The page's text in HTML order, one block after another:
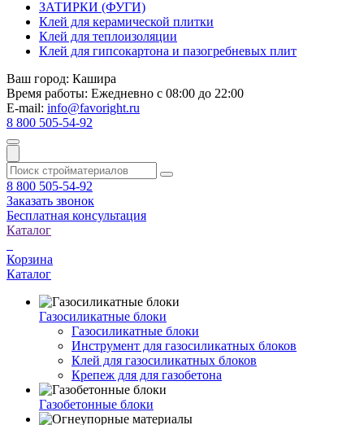
ЗАТИРКИ (ФУГИ)
Клей для керамической плитки
Клей для теплоизоляции
Клей для гипсокартона и пазогребневых плит
Ваш город: Кашира
Время работы: Ежедневно с 08:00 до 22:00
E-mail: info@favoright.ru
8 800 505-54-92
8 800 505-54-92
Заказать звонок
Бесплатная консультация
Каталог
Корзина
Каталог
Газосиликатные блоки
Газосиликатные блоки
Инструмент для газосиликатных блоков
Клей для газосиликатных блоков
Крепеж для для газобетона
Газобетонные блоки